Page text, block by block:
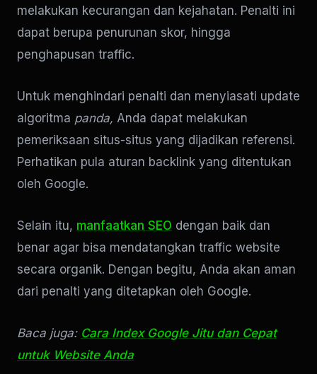
melakukan kecurangan dan kejahatan. Penalti ini
dapat berupa penurunan skor, hingga
penghapusan traffic.
Untuk menghindari penalti dan menyiasati update
algoritma panda, Anda dapat melakukan
pemeriksaan situs-situs yang dijadikan referensi.
Perhatikan pula aturan backlink yang ditentukan
oleh Google.
Selain itu, manfaatkan SEO dengan baik dan
benar agar bisa mendatangkan traffic website
secara organik. Dengan begitu, Anda akan aman
dari penalti yang ditetapkan oleh Google.
Baca juga: Cara Index Google Jitu dan Cepat
untuk Website Anda